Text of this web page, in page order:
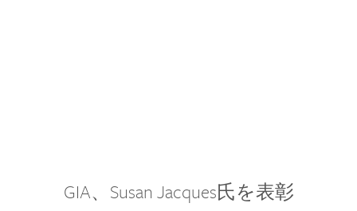
GIA、Susan Jacques氏を表彰